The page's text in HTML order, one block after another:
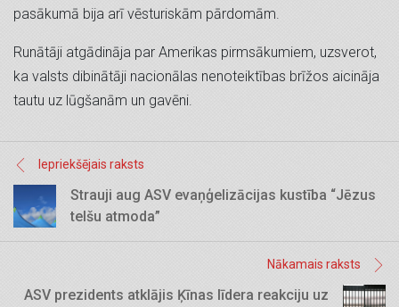
pasākumā bija arī vēsturiskām pārdomām.
Runātāji atgādināja par Amerikas pirmsākumiem, uzsverot,
ka valsts dibinātāji nacionālas nenoteiktības brīžos aicināja
tautu uz lūgšanām un gavēni.
Iepriekšējais raksts
Strauji aug ASV evaņģelizācijas kustība “Jēzus
telšu atmoda”
Nākamais raksts
ASV prezidents atklājis Ķīnas līdera reakciju uz